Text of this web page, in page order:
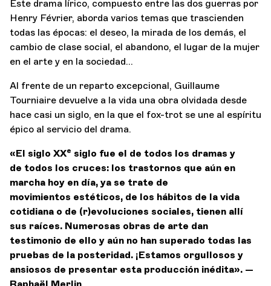
Este drama lírico, compuesto entre las dos guerras por
Henry Février, aborda varios temas que trascienden
todas las épocas: el deseo, la mirada de los demás, el
cambio de clase social, el abandono, el lugar de la mujer
en el arte y en la sociedad…
Al frente de un reparto excepcional, Guillaume
Tourniaire devuelve a la vida una obra olvidada desde
hace casi un siglo, en la que el fox-trot se une al espíritu
épico al servicio del drama.
«El siglo XXe siglo fue el de todos los dramas y
de todos los cruces: los trastornos que aún en
marcha hoy en día, ya se trate de
movimientos estéticos, de los hábitos de la vida
cotidiana o de (r)evoluciones sociales, tienen allí
sus raíces. Numerosas obras de arte dan
testimonio de ello y aún no han superado todas las
pruebas de la posteridad. ¡Estamos orgullosos y
ansiosos de presentar esta producción inédita». —